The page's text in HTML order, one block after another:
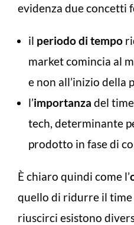
evidenza due concetti
il periodo di tempo
market comincia al
e non all’inizio della
l’importanza del
tech, determinante
prodotto in fase di
È chiaro quindi come l’
quello di ridurre il time
riuscirci esistono